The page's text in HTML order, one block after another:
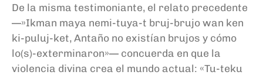
De la misma testimoniante, el relato precedente
—»Ikman maya nemi-tuya-t bruj-brujo wan ken
ki-puluj-ket, Antaño no existían brujos y cómo
lo(s)-exterminaron»— concuerda en que la
violencia divina crea el mundo actual: «Tu-teku